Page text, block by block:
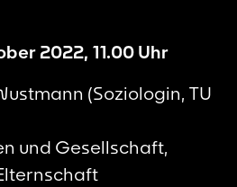
2022, 11.00 Uhr
(Soziologin, TU
und Gesellschaft,